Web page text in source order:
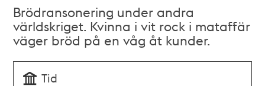
Brödransonering under andra
världskriget. Kvinna i vit rock i mataffär
väger bröd på en våg åt kunder.
Tid